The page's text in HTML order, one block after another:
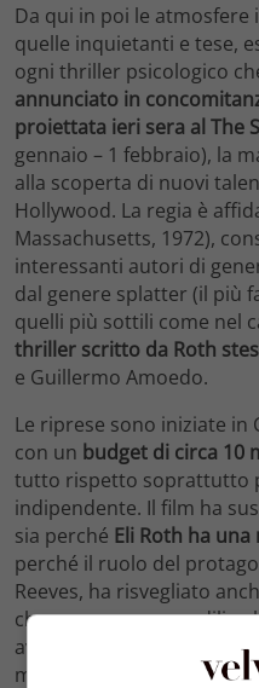
Da qui in poi le atmosfere
quelle inquietanti e tese,
ogni thriller psicologico
annunciato in
proiettata ieri sera al The
gennaio – 1 febbraio), la
alla scoperta di nuovi
Hollywood. La regia è
Massachusetts, 1972),
interessanti autori di
dal genere splatter (il più
quelli più sottili come nel
thriller scritto da Roth
e Guillermo Amoedo.
Le riprese sono iniziate in
con un budget di circa 10
tutto rispetto soprattutto
indipendente. Il film ha
sia perché Eli Roth ha
perché il ruolo del
Reeves, ha risvegliato
che non sempre predilige
aveva dichiarato le sue
mettersi dietro alla